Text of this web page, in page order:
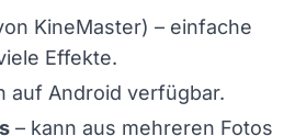
KineMaster) – einfache
Effekte.
auf Android verfügbar.
– kann aus mehreren Fotos